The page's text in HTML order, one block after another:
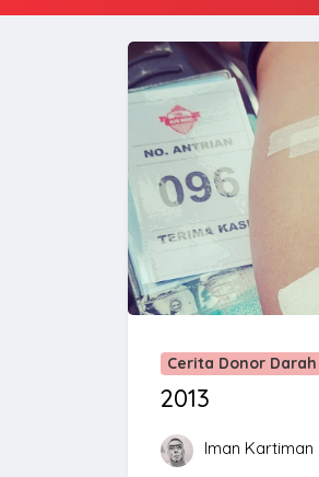
Cerita Donor
2013
Iman Kartiman